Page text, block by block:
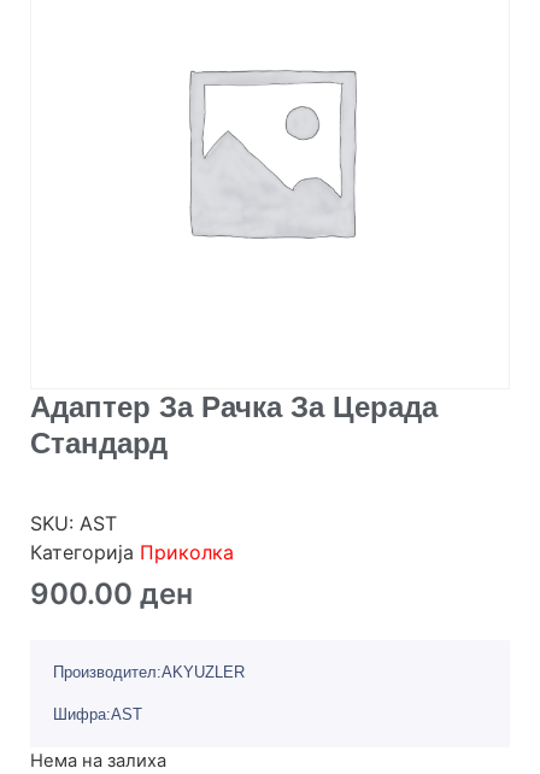
Адаптер За Рачка За Церада
Стандард
SKU: AST
Категорија Приколка
900.00 ден
Производител:AKYUZLER
Шифра:AST
Нема на залиха